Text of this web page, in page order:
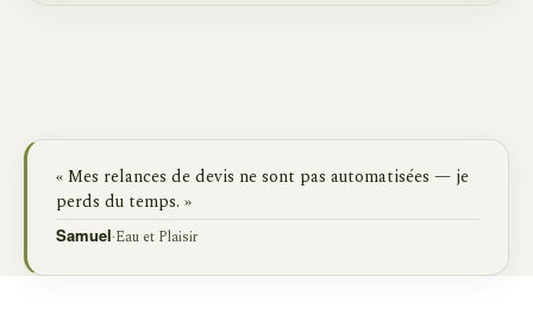
« Mes relances de devis ne sont pas automatisées — je
perds du temps. »
Samuel ·Eau et Plaisir